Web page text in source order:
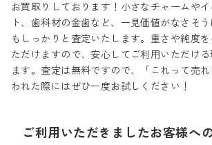
お買取りしております！小さなチャームや
ト、歯科材の金歯など、一見価値がなさそ
もしっかりと査定いたします。重さや純度
ただけますので、安心してご利用いただけ
ます。査定は無料ですので、「これって売
われた際にはぜひ一度お試しください！
ご利用いただきましたお客様へ